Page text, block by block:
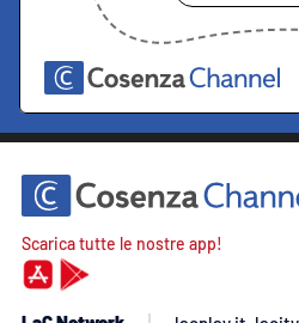
Scarica tutte le nostre app!